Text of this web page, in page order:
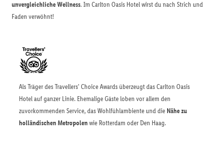
unvergleichliche Wellness. Im Carlton Oasis Hotel wirst du nach Strich und
Faden verwöhnt!
Als Träger des Travellers' Choice Awards überzeugt das Carlton Oasis
Hotel auf ganzer Linie. Ehemalige Gäste loben vor allem den
zuvorkommenden Service, das Wohlfühlambiente und die Nähe zu
holländischen Metropolenwie Rotterdam oder Den Haag.